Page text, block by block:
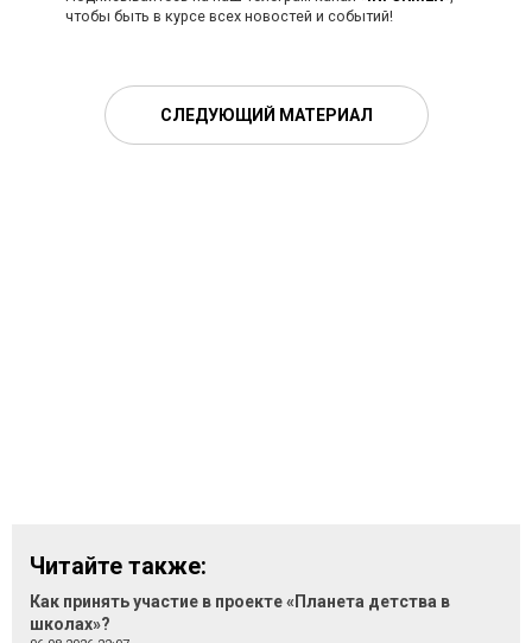
чтобы быть в курсе всех новостей и событий!
СЛЕДУЮЩИЙ МАТЕРИАЛ
Читайте также:
Как принять участие в проекте «Планета детства в
школах»?